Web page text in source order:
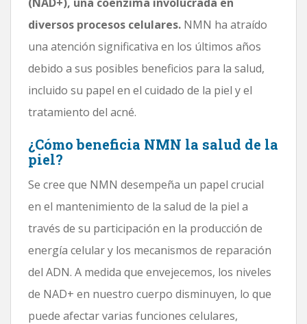
diversos procesos celulares. NMN ha atraído
una atención significativa en los últimos años
debido a sus posibles beneficios para la salud,
incluido su papel en el cuidado de la piel y el
tratamiento del acné.
¿Cómo beneficia NMN la salud de la
piel?
Se cree que NMN desempeña un papel crucial
en el mantenimiento de la salud de la piel a
través de su participación en la producción de
energía celular y los mecanismos de reparación
del ADN. A medida que envejecemos, los niveles
de NAD+ en nuestro cuerpo disminuyen, lo que
puede afectar varias funciones celulares,